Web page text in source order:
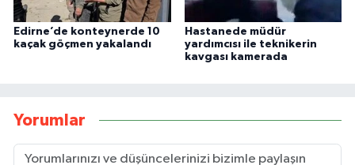
Edirne’de konteynerde 10
kaçak göçmen yakalandı
Hastanede müdür
yardımcısı ile teknikerin
kavgası kamerada
Yorumlar